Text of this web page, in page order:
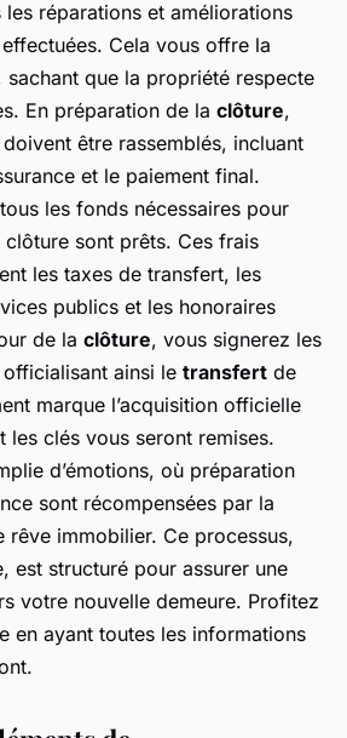
réparations et améliorations
Cela vous offre la
sachant que la propriété respecte
En préparation de la clôture,
être rassemblés, incluant
et le paiement final.
les fonds nécessaires pour
sont prêts. Ces frais
les taxes de transfert, les
publics et les honoraires
de la clôture, vous signerez les
ainsi le transfert de
marque l’acquisition officielle
les clés vous seront remises.
d’émotions, où préparation
sont récompensées par la
rêve immobilier. Ce processus,
est structuré pour assurer une
votre nouvelle demeure. Profitez
en ayant toutes les informations